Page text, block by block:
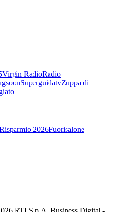
Virgin RadioRadio
SuperguidatvZuppa di
2026Fuorisalone